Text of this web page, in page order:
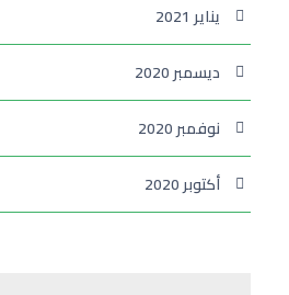
يناير 2021
ديسمبر 2020
نوفمبر 2020
أكتوبر 2020